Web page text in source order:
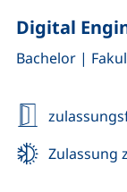
Digital
Bachelor, |
Zulassung